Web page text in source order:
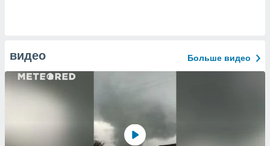
видео Больше видео